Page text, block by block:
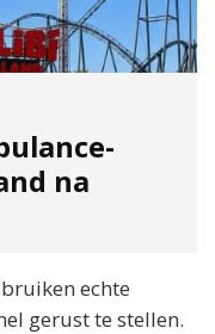
na
echte
gerust te stellen.